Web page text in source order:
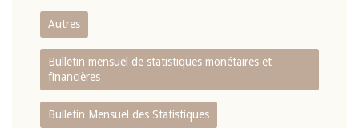
Autres
Bulletin mensuel de statistiques monétaires et
financières
Bulletin Mensuel des Statistiques